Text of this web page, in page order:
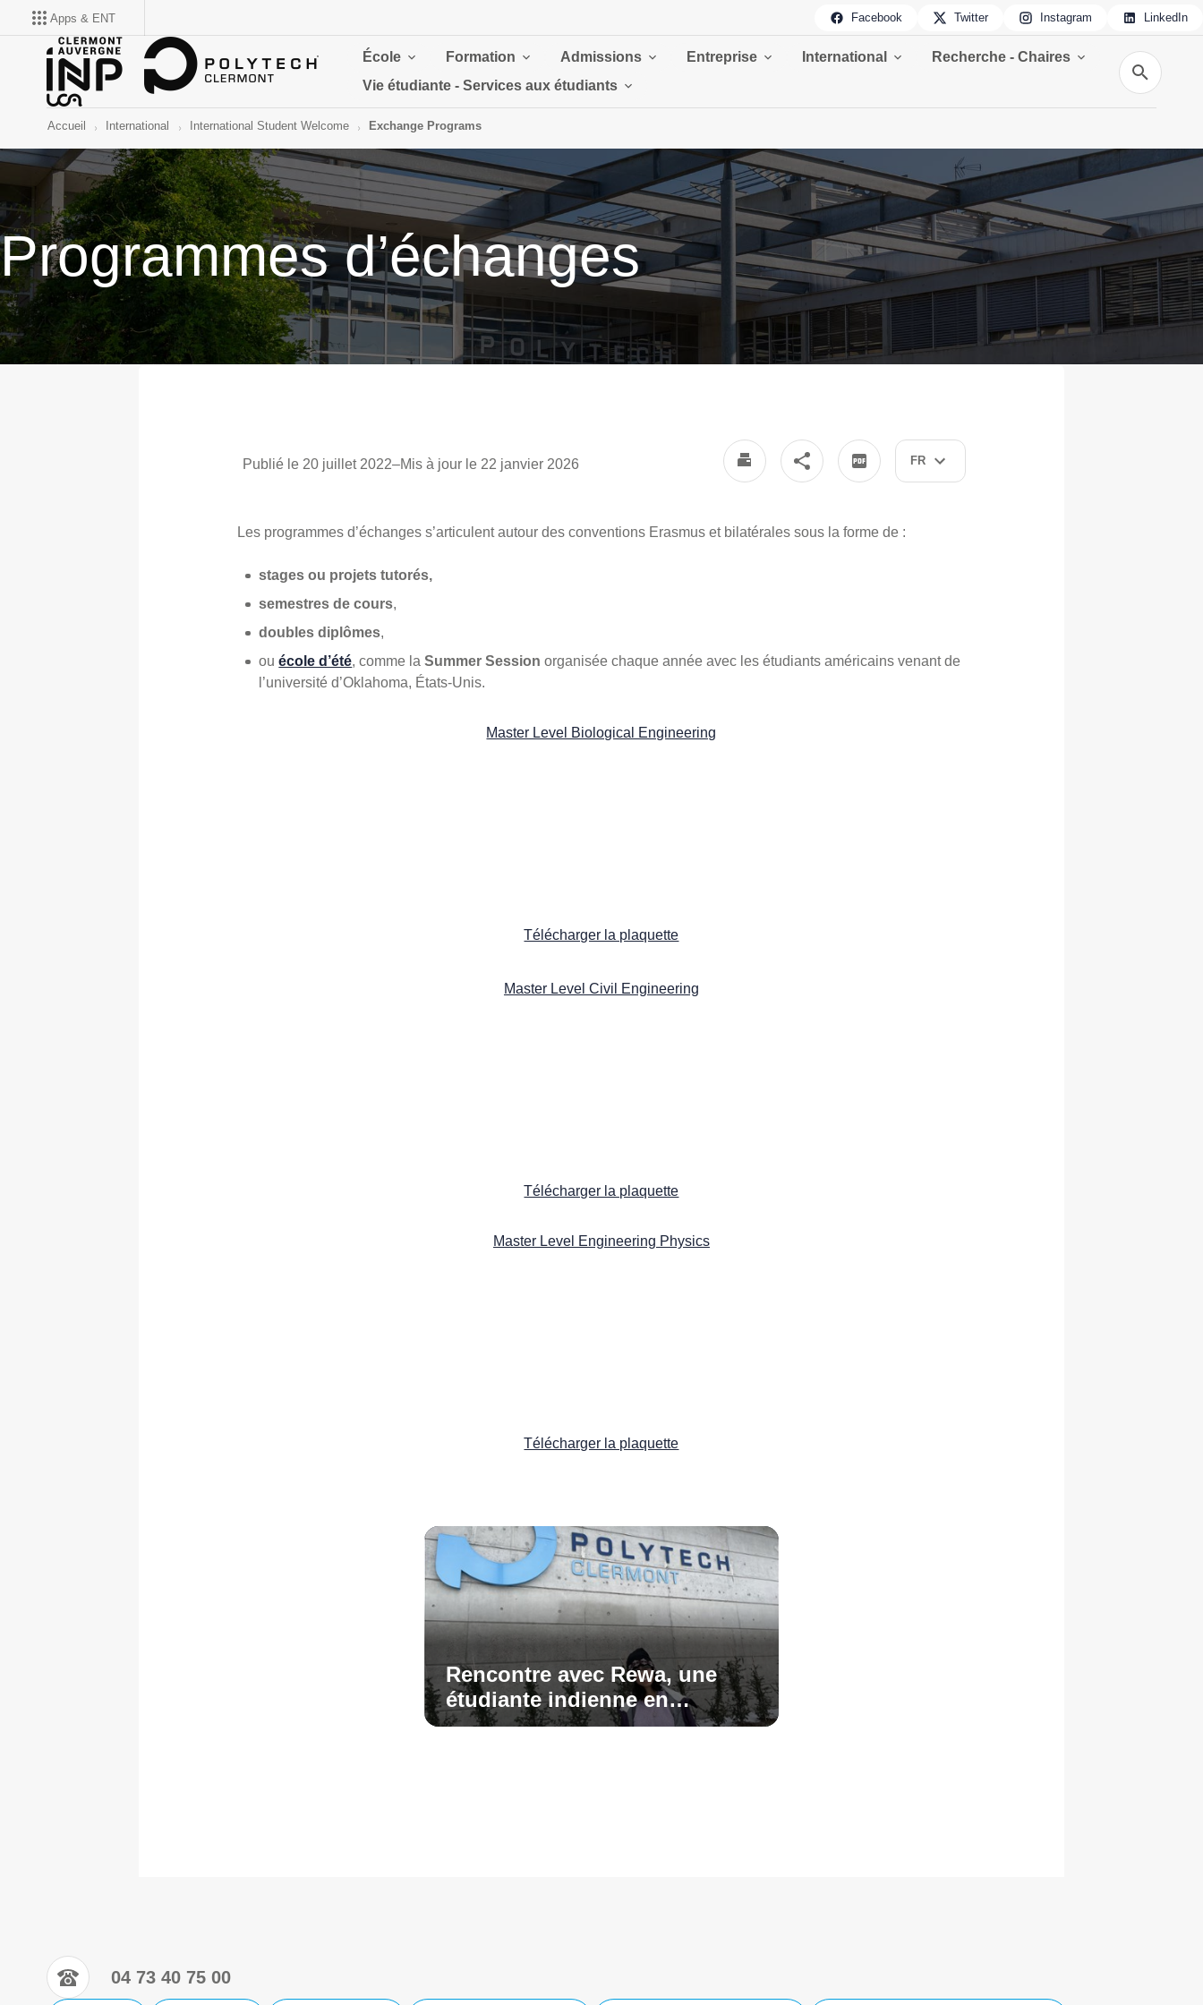
Apps & ENT Facebook Twitter Instagram LinkedIn
École Formation Admissions Entreprise International
Recherche - Chaires
Vie étudiante - Services aux étudiants
Recherche
Accueil International International Student Welcome Exchange Programs
Programmes d’échanges
FR
Publié le 20 juillet 2022–Mis à jour le 22 janvier 2026
Les programmes d’échanges s’articulent autour des conventions Erasmus et bilatérales sous la forme de :
stages ou projets tutorés,
semestres de cours,
doubles diplômes,
ouécole d’été, comme laSummer Session organisée chaque année avec les étudiants américains venant de
l’université d’Oklahoma, États-Unis.
Master Level Biological Engineering
Télécharger la plaquette
Master Level Civil Engineering
Télécharger la plaquette
Master Level Engineering Physics
Télécharger la plaquette
Rencontre avec Rewa, une
étudiante indienne en
échange à Polytech Clermont
04 73 40 75 00